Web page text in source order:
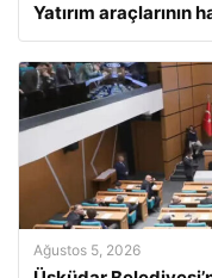
Yatırım araçlarının
Ağustos 5, 2026